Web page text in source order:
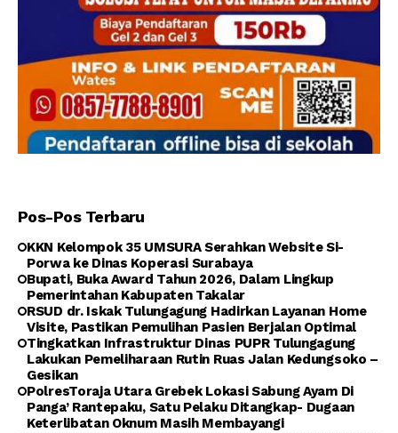
Pos-Pos Terbaru
KKN Kelompok 35 UMSURA Serahkan Website Si-
Porwa ke Dinas Koperasi Surabaya
Bupati, Buka Award Tahun 2026, Dalam Lingkup
Pemerintahan Kabupaten Takalar
RSUD dr. Iskak Tulungagung Hadirkan Layanan Home
Visite, Pastikan Pemulihan Pasien Berjalan Optimal
Tingkatkan Infrastruktur Dinas PUPR Tulungagung
Lakukan Pemeliharaan Rutin Ruas Jalan Kedungsoko –
Gesikan
PolresToraja Utara Grebek Lokasi Sabung Ayam Di
Panga’ Rantepaku, Satu Pelaku Ditangkap- Dugaan
Keterlibatan Oknum Masih Membayangi